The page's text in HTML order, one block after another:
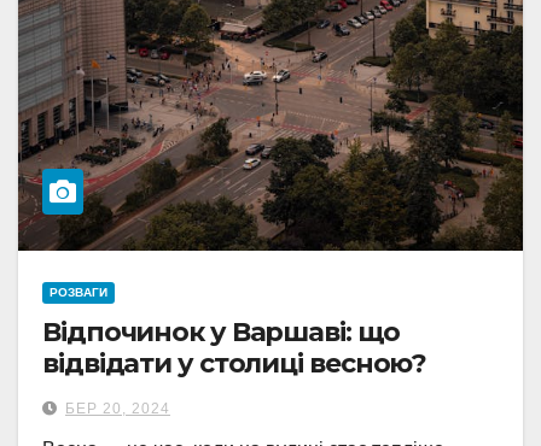
РОЗВАГИ
Відпочинок у Варшаві: що
відвідати у столиці весною?
БЕР 20, 2024